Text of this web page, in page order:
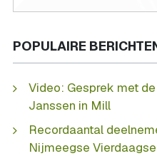
POPULAIRE
Video: Gesprek met
Janssen in Mill
Recordaantal
Nijmeegse Vierdaagse